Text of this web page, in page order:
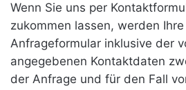
Wenn Sie uns per
zukommen lassen, werden
Anfrageformular inklusive der
angegebenen Kontaktdaten
der Anfrage und für den Fall